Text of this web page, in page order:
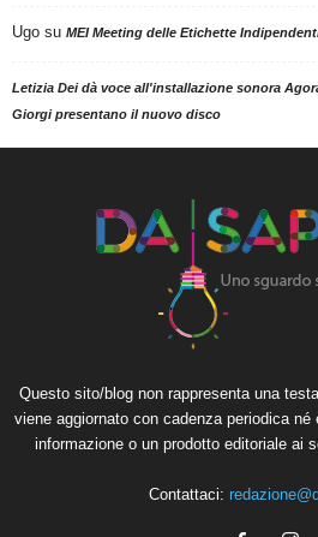
Ugo su MEI Meeting delle Etichette
Letizia Dei dà voce all'installazione sonora
Giorgi presentano il nuovo disco
Questo sito/blog non rappresenta una
viene aggiornato con cadenza periodica
informazione o un prodotto editoriale ai
Contattaci: